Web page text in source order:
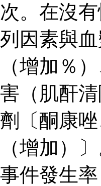
次。在沒
列因素與
（增加％
害（肌酐
劑〔酮康
（增加）
事件發生